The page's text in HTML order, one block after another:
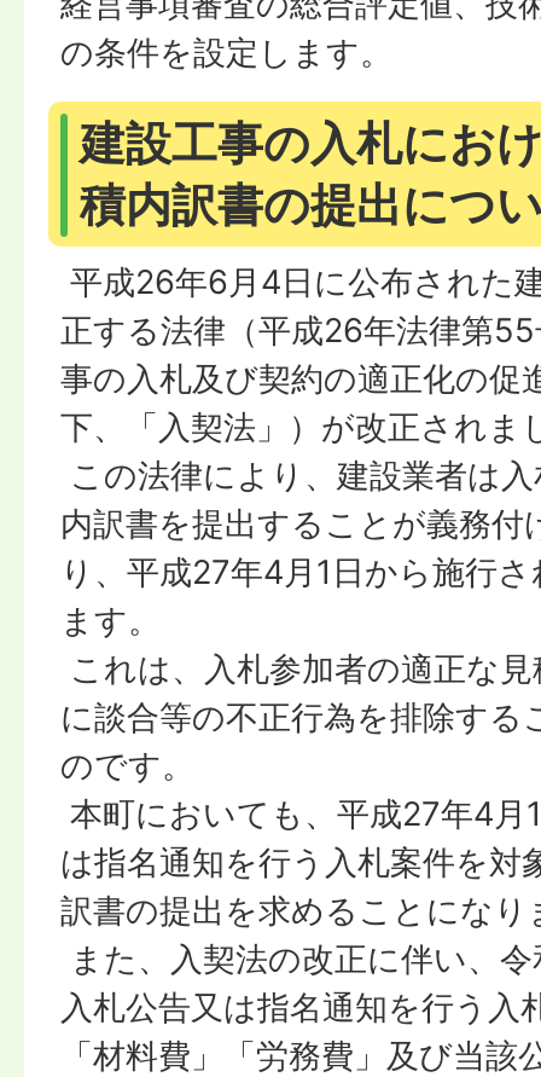
の条件を設定します。
建設工事の入札にお
積内訳書の提出につ
平成26年6月4日に公布された
正する法律（平成26年法律第
事の入札及び契約の適正化の促
下、「入契法」）が改正されま
この法律により、建設業者は
内訳書を提出することが義務
り、平成27年4月1日から施行
ます。
これは、入札参加者の適正な
に談合等の不正行為を排除する
のです。
本町においても、平成27年4月
は指名通知を行う入札案件を対
訳書の提出を求めることになり
また、入契法の改正に伴い、
入札公告又は指名通知を行う入
「材料費」「労務費」及び当